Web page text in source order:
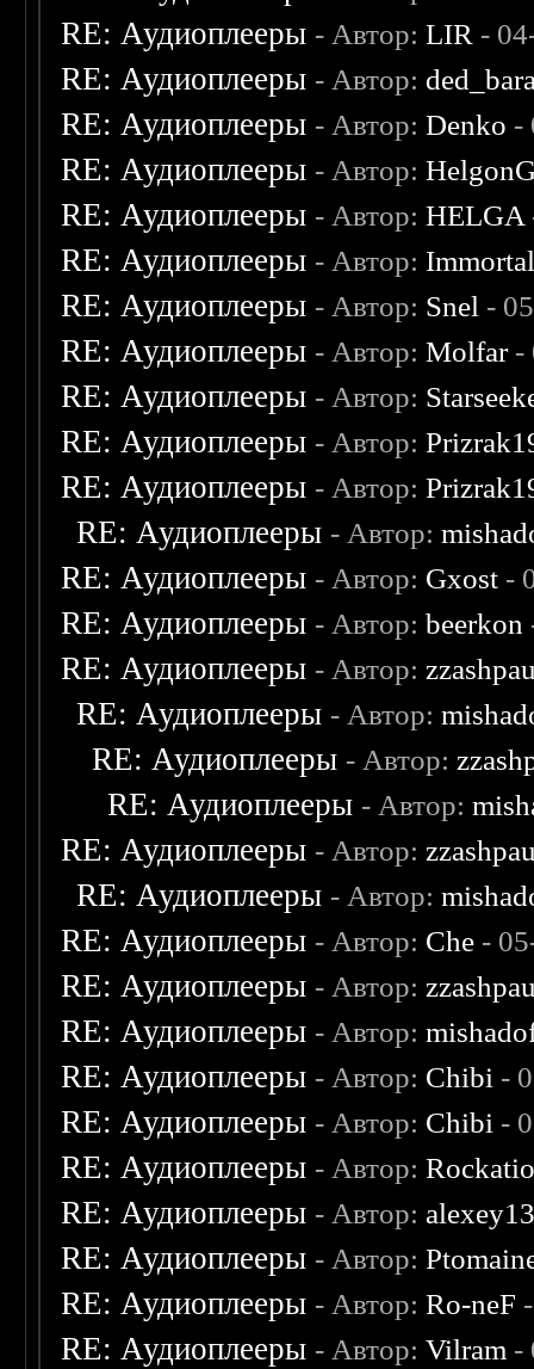
RE: Аудиоплееры - Автор:LIR -
RE: Аудиоплееры - Автор:
RE: Аудиоплееры - Автор:Denko -
RE: Аудиоплееры - Автор:
RE: Аудиоплееры - Автор:HELGA
RE: Аудиоплееры - Автор:
RE: Аудиоплееры - Автор: Snel -
RE: Аудиоплееры - Автор:Molfar-
RE: Аудиоплееры - Автор:
RE: Аудиоплееры - Автор:
RE: Аудиоплееры - Автор:
RE: Аудиоплееры - Автор:
RE: Аудиоплееры - Автор: Gxost -
RE: Аудиоплееры - Автор:beerkon
RE: Аудиоплееры - Автор:
RE: Аудиоплееры - Автор:
RE: Аудиоплееры - Автор:
RE: Аудиоплееры - Автор:
RE: Аудиоплееры - Автор:
RE: Аудиоплееры - Автор:
RE: Аудиоплееры - Автор: Che -
RE: Аудиоплееры - Автор:
RE: Аудиоплееры - Автор:
RE: Аудиоплееры - Автор: Chibi -
RE: Аудиоплееры - Автор: Chibi -
RE: Аудиоплееры - Автор:
RE: Аудиоплееры - Автор:
RE: Аудиоплееры - Автор:
RE: Аудиоплееры - Автор:Ro-neF
RE: Аудиоплееры - Автор:Vilram -